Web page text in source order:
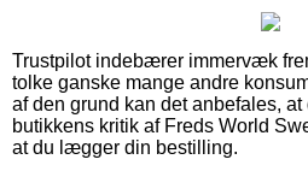
Trustpilot indebærer immervæk
tolke ganske mange andre
af den grund kan det anbefales,
butikkens kritik af Freds World
at du lægger din bestilling.